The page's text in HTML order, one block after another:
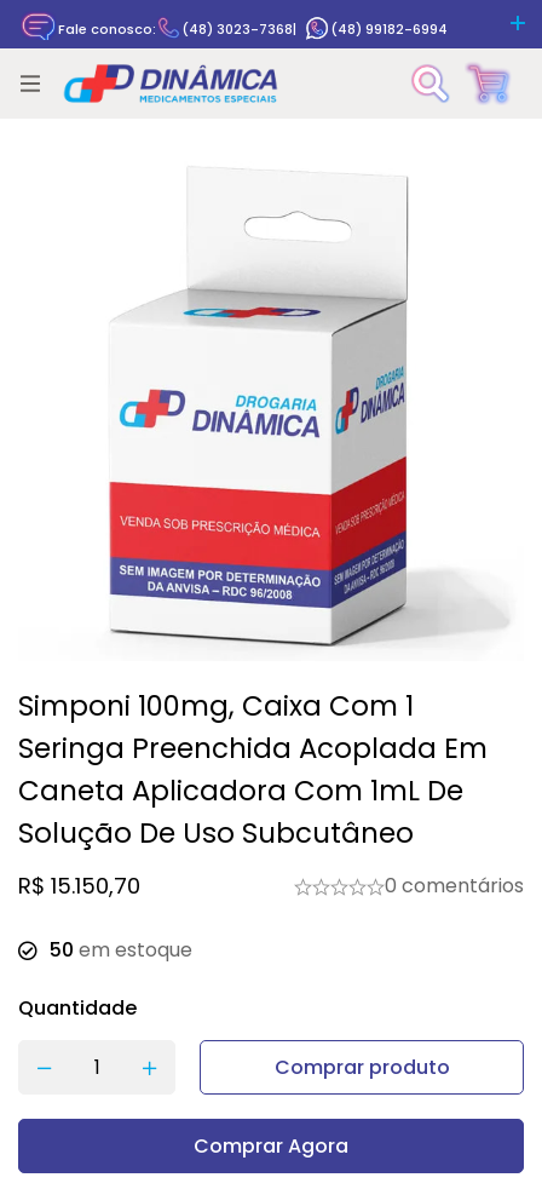
Fale conosco: (48) 3023-7368| (48) 99182-6994
Rastrear pedido
Simponi 100mg, Caixa Com 1
Seringa Preenchida Acoplada Em
Caneta Aplicadora Com 1mL De
Solução De Uso Subcutâneo
R$ 15.150,70 0 comentários
50 em estoque
Quantidade
Comprar produto
Comprar Agora